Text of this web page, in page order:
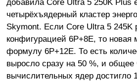
четырёхъядерный кластер
Skymont. Если Core Ultra 5 245K
конфигурацией 6P+8E, то новая
формулу 6P+12E. То есть
выросло сразу на 50 %, и общее
вычислительных ядер достигло